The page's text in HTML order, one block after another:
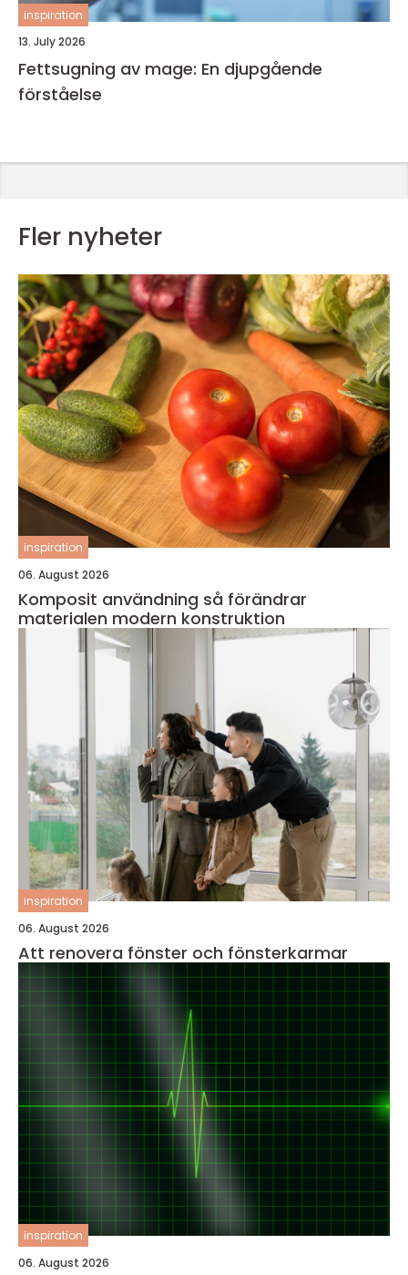
inspiration
13. July 2026
Fettsugning av mage: En djupgående
förståelse
Fler nyheter
inspiration
06. August 2026
Komposit användning så förändrar
materialen modern konstruktion
inspiration
06. August 2026
Att renovera fönster och fönsterkarmar
inspiration
06. August 2026